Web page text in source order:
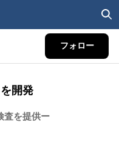
フォロー
開発
査を提供ー